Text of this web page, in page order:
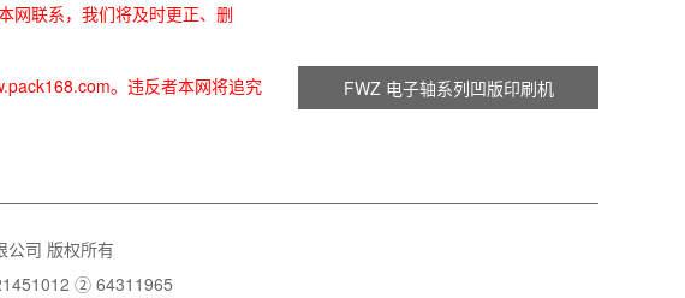
网联系，我们将及时更正、删
。违反者本网将追究
FWZ 电子轴系列凹版印刷机
公司 版权所有
② 64311965